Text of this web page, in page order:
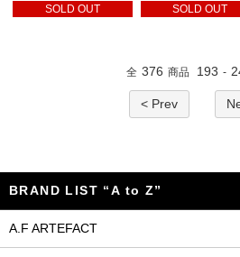
SOLD OUT
SOLD OUT
全 376 商品 193 -
< Prev
BRAND LIST “A to Z”
A.F ARTEFACT